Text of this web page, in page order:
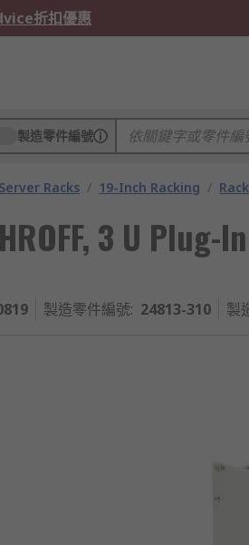
折扣優惠
製造零件編號
Racks / 19-Inch Racking /
3 U
製造零件編號: 24813-310 製